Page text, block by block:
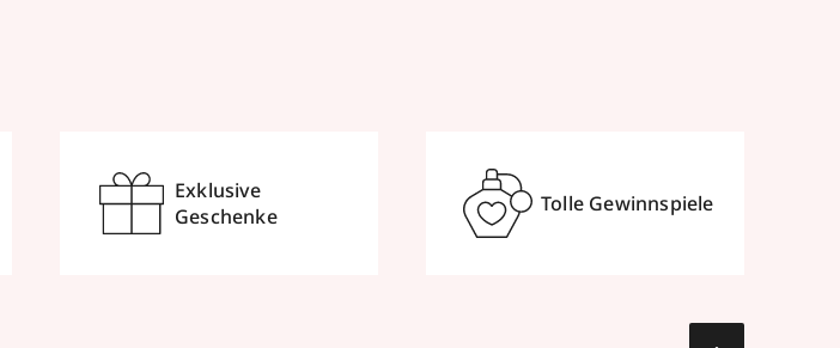
Exklusive
Geschenke
Tolle Gewinnspiele